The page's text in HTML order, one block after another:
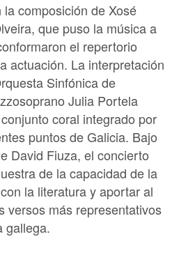
composición de Xosé
que puso la música a
el repertorio
actuación. La interpretación
Sinfónica de
Julia Portela
coral integrado por
puntos de Galicia. Bajo
David Fiuza, el concierto
de la capacidad de la
la literatura y aportar al
versos más representativos
gallega.